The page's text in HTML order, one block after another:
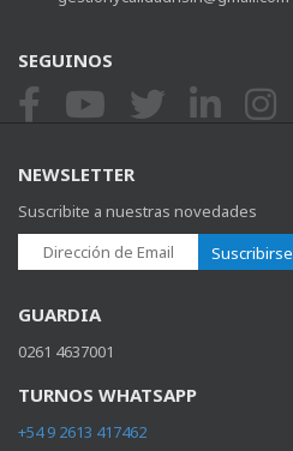
SEGUINOS
NEWSLETTER
Suscribite a nuestras novedades
Suscribirse
GUARDIA
0261 4637001
TURNOS WHATSAPP
+54 9 2613 417462